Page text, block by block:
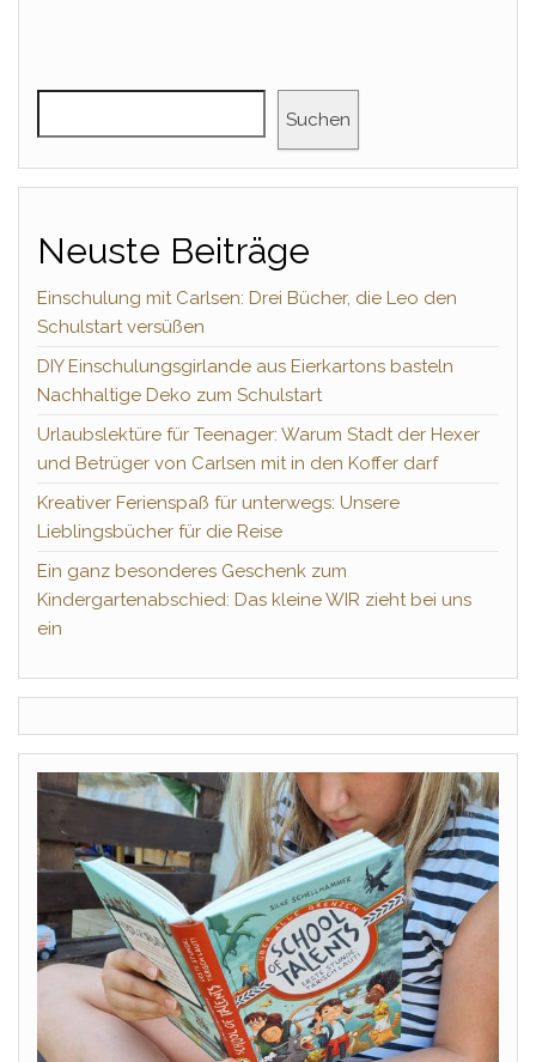
Suchen
Neuste Beiträge
Einschulung mit Carlsen: Drei Bücher, die Leo den
Schulstart versüßen
DIY Einschulungsgirlande aus Eierkartons basteln
Nachhaltige Deko zum Schulstart
Urlaubslektüre für Teenager: Warum Stadt der Hexer
und Betrüger von Carlsen mit in den Koffer darf
Kreativer Ferienspaß für unterwegs: Unsere
Lieblingsbücher für die Reise
Ein ganz besonderes Geschenk zum
Kindergartenabschied: Das kleine WIR zieht bei uns
ein